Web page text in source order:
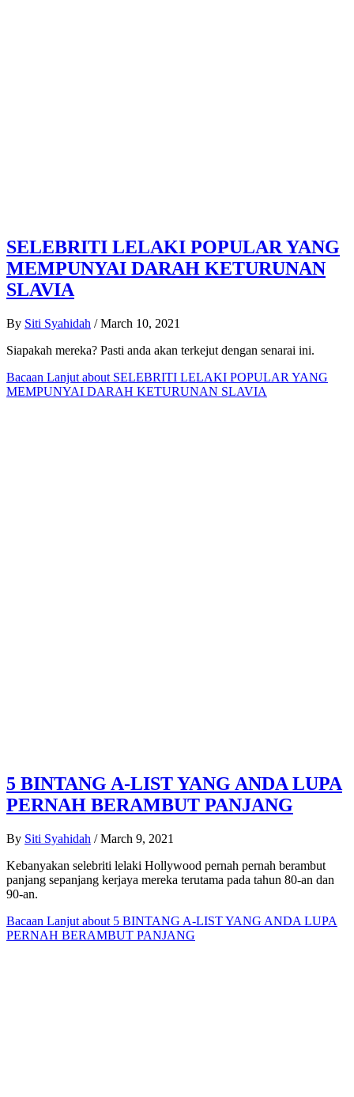
SELEBRITI LELAKI POPULAR YANG
MEMPUNYAI DARAH KETURUNAN
SLAVIA
By Siti Syahidah / March 10, 2021
Siapakah mereka? Pasti anda akan terkejut dengan senarai ini.
Bacaan Lanjut about SELEBRITI LELAKI POPULAR YANG
MEMPUNYAI DARAH KETURUNAN SLAVIA
5 BINTANG A-LIST YANG ANDA LUPA
PERNAH BERAMBUT PANJANG
By Siti Syahidah / March 9, 2021
Kebanyakan selebriti lelaki Hollywood pernah pernah berambut
panjang sepanjang kerjaya mereka terutama pada tahun 80-an dan
90-an.
Bacaan Lanjut about 5 BINTANG A-LIST YANG ANDA LUPA
PERNAH BERAMBUT PANJANG